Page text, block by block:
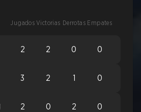
Jugados Victorias Derrotas Empates
2 2 0 0
3 2 1 0
2 0 2 0